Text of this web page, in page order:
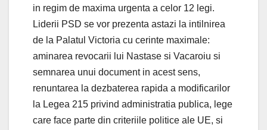
in regim de maxima urgenta a celor 12 legi.
Liderii PSD se vor prezenta astazi la intilnirea
de la Palatul Victoria cu cerinte maximale:
aminarea revocarii lui Nastase si Vacaroiu si
semnarea unui document in acest sens,
renuntarea la dezbaterea rapida a modificarilor
la Legea 215 privind administratia publica, lege
care face parte din criteriile politice ale UE, si